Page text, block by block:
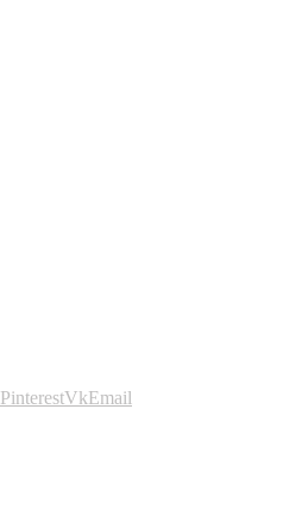
PinterestVkEmail